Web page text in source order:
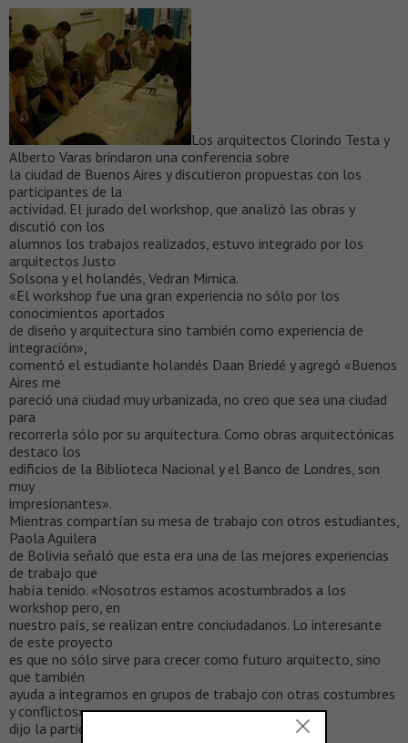
Los arquitectos Clorindo Testa y
Alberto Varas brindaron una conferencia sobre
la ciudad de Buenos Aires y discutieron propuestas con los
participantes de la
actividad. El jurado del workshop, que analizó las obras y
discutió con los
alumnos los trabajos realizados, estuvo integrado por los
arquitectos Justo
Solsona y el holandés, Vedran Mimica.
«El workshop fue una gran experiencia no sólo por los
conocimientos aportados
de diseño y arquitectura sino también como experiencia de
integración»,
comentó el estudiante holandés Daan Briedé y agregó «Buenos
Aires me
pareció una ciudad muy urbanizada, no creo que sea una ciudad
para
recorrerla sólo por su arquitectura. Como obras arquitectónicas
destaco los
edificios de la Biblioteca Nacional y el Banco de Londres, son
muy
impresionantes».
Mientras compartían su mesa de trabajo con otros estudiantes,
Paola Aguilera
de Bolivia señaló que esta era una de las mejores experiencias
de trabajo que
había tenido. «Nosotros estamos acostumbrados a los
workshop pero, en
nuestro país, se realizan entre conciudadanos. Lo interesante
de este proyecto
es que no sólo sirve para crecer como futuro arquitecto, sino
que también
ayuda a integrarnos en grupos de trabajo con otras costumbres
y conflictos»,
dijo la participante.